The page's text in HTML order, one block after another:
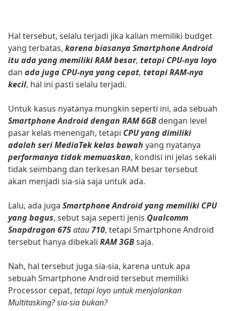
Hal tersebut, selalu terjadi jika kalian memiliki budget
yang terbatas, karena biasanya Smartphone Android
itu ada yang memiliki RAM besar, tetapi CPU-nya loyo
dan ada juga CPU-nya yang cepat, tetapi RAM-nya
kecil, hal ini pasti selalu terjadi.
Untuk kasus nyatanya mungkin seperti ini, ada sebuah
Smartphone Android dengan RAM 6GB dengan level
pasar kelas menengah, tetapi CPU yang dimiliki
adalah seri MediaTek kelas bawah yang nyatanya
performanya tidak memuaskan, kondisi ini jelas sekali
tidak seimbang dan terkesan RAM besar tersebut
akan menjadi sia-sia saja untuk ada.
Lalu, ada juga Smartphone Android yang memiliki CPU
yang bagus, sebut saja seperti jenis Qualcomm
Snapdragon 675atau710, tetapi Smartphone Android
tersebut hanya dibekali RAM 3GBsaja.
Nah, hal tersebut juga sia-sia, karena untuk apa
sebuah Smartphone Android tersebut memiliki
Processor cepat, tetapi loyo untuk menjalankan
Multitasking? sia-sia bukan?